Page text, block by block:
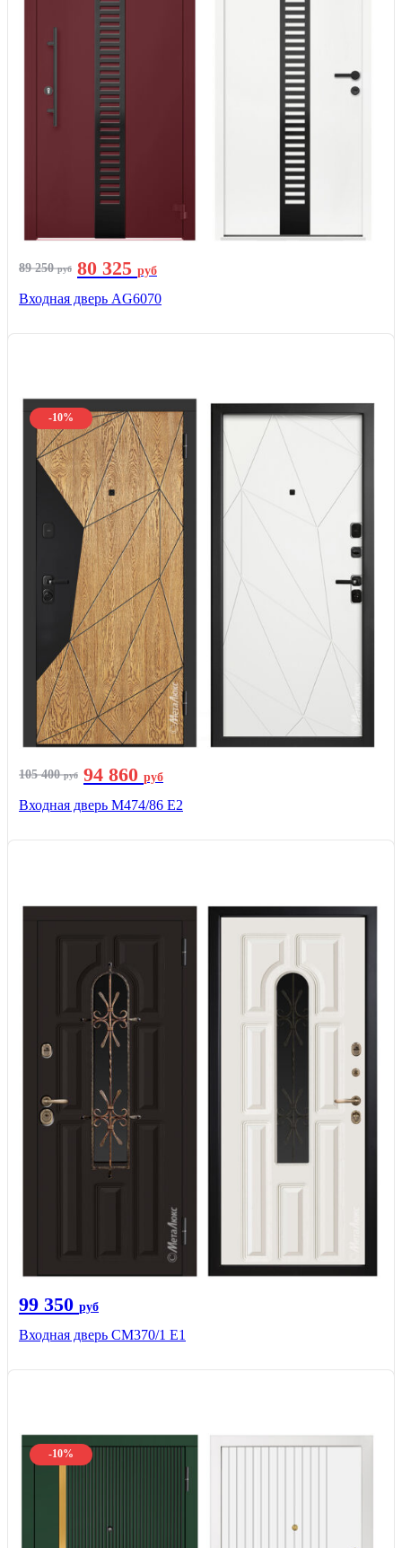
89 250руб 80 325 руб
Входная дверь AG6070
-10%
105 400руб 94 860 руб
Входная дверь М474/86 Е2
99 350 руб
Входная дверь СМ370/1 Е1
-10%